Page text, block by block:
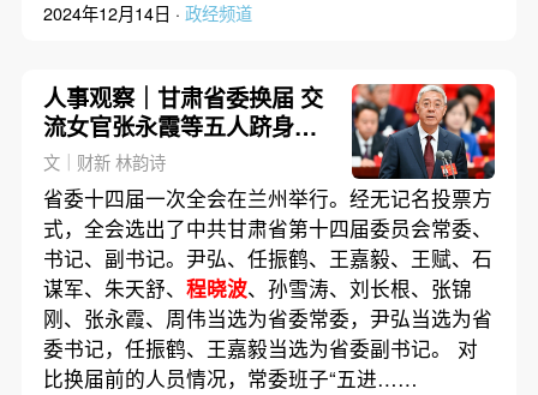
2024年12月14日 · 政经频道
人事观察｜甘肃省委换届 交
流女官张永霞等五人跻身常
委
文｜财新 林韵诗
省委十四届一次全会在兰州举行。经无记名投票方
式，全会选出了中共甘肃省第十四届委员会常委、
书记、副书记。尹弘、任振鹤、王嘉毅、王赋、石
谋军、朱天舒、 程晓波、孙雪涛、刘长根、张锦
刚、张永霞、周伟当选为省委常委，尹弘当选为省
委书记，任振鹤、王嘉毅当选为省委副书记。 对
比换届前的人员情况，常委班子“五进……